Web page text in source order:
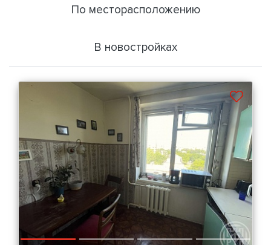
По месторасположению
В новостройках